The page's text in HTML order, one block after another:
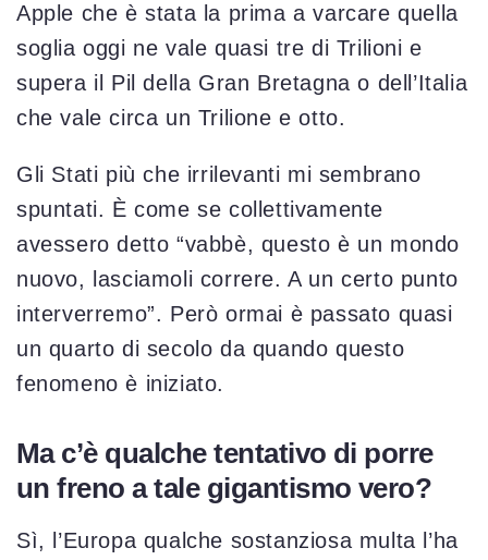
Apple che è stata la prima a varcare quella
soglia oggi ne vale quasi tre di Trilioni e
supera il Pil della Gran Bretagna o dell’Italia
che vale circa un Trilione e otto.
Gli Stati più che irrilevanti mi sembrano
spuntati. È come se collettivamente
avessero detto “vabbè, questo è un mondo
nuovo, lasciamoli correre. A un certo punto
interverremo”. Però ormai è passato quasi
un quarto di secolo da quando questo
fenomeno è iniziato.
Ma c’è qualche tentativo di porre
un freno a tale gigantismo vero?
Sì, l’Europa qualche sostanziosa multa l’ha